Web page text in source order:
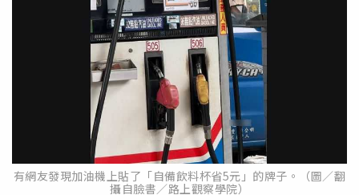
有網友發現加油機上貼了「自備飲料杯省5元」的牌子。（圖／翻
攝自臉書／路上觀察學院）